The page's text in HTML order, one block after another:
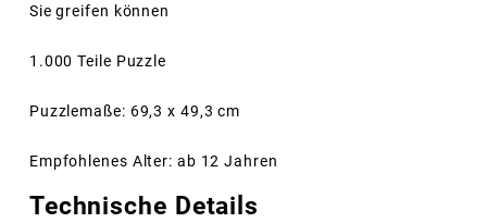
Sie greifen können
1.000 Teile Puzzle
Puzzlemaße: 69,3 x 49,3 cm
Empfohlenes Alter: ab 12 Jahren
Technische Details